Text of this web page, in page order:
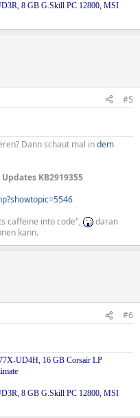
8 GB G.Skill PC 12800, MSI
#5
Dann schaut mal indem
KB2919355
caffeine into code",
daran
kann.
#6
UD4H, 16 GB Corsair LP
8 GB G.Skill PC 12800, MSI